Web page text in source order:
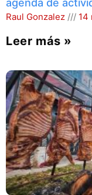
agenda de
Raul Gonzalez 14
Leer más »